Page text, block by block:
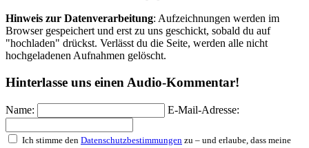
Hinweis zur Datenverarbeitung: Aufzeichnungen werden im
Browser gespeichert und erst zu uns geschickt, sobald du auf
"hochladen" drückst. Verlässt du die Seite, werden alle nicht
hochgeladenen Aufnahmen gelöscht.
Hinterlasse uns einen Audio-Kommentar!
Name: E-Mail-Adresse:
Ich stimme den Datenschutzbestimmungen zu – und erlaube, dass meine